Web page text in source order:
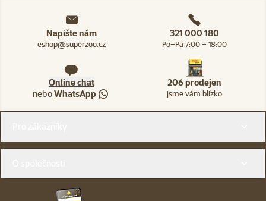
Napište nám
eshop@superzoo.cz
321 000 180
Po–Pá 7:00 – 18:00
Online chat
neboWhatsApp
206 prodejen
jsme vám blízko